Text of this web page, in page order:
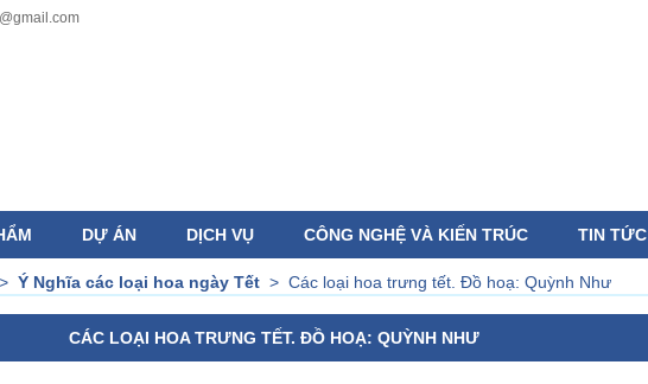
DỰ ÁN DỊCH VỤ CÔNG NGHỆ VÀ KIẾN TRÚC TIN TỨC
> Ý Nghĩa các loại hoa ngày Tết > Các loại hoa trưng tết. Đồ hoạ: Quỳnh Như
CÁC LOẠI HOA TRƯNG TẾT. ĐỒ HOẠ: QUỲNH NHƯ